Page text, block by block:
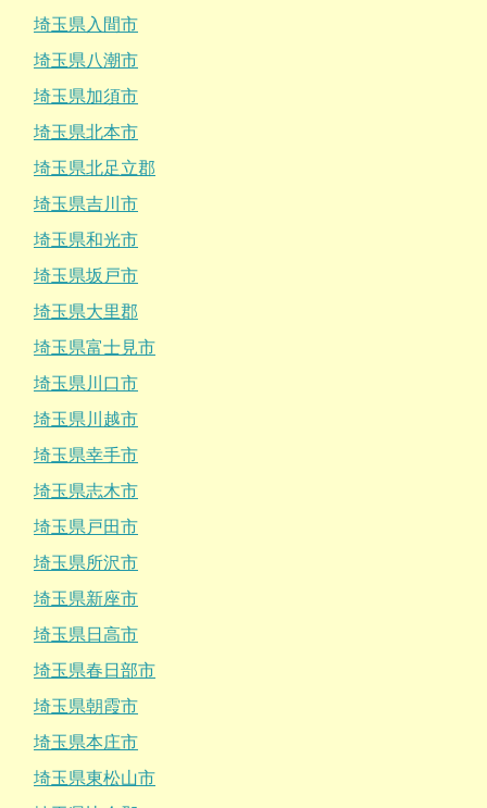
埼玉県入間市
埼玉県八潮市
埼玉県加須市
埼玉県北本市
埼玉県北足立郡
埼玉県吉川市
埼玉県和光市
埼玉県坂戸市
埼玉県大里郡
埼玉県富士見市
埼玉県川口市
埼玉県川越市
埼玉県幸手市
埼玉県志木市
埼玉県戸田市
埼玉県所沢市
埼玉県新座市
埼玉県日高市
埼玉県春日部市
埼玉県朝霞市
埼玉県本庄市
埼玉県東松山市